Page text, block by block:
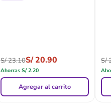
S/23.10S/20.90
Ahorras S/2.20
Agregar al carrito
S/